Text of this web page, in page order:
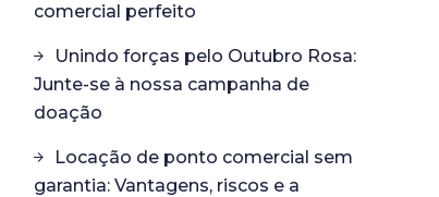
comercial perfeito
Unindo forças pelo Outubro Rosa:
Junte-se à nossa campanha de
doação
Locação de ponto comercial sem
garantia: Vantagens, riscos e a